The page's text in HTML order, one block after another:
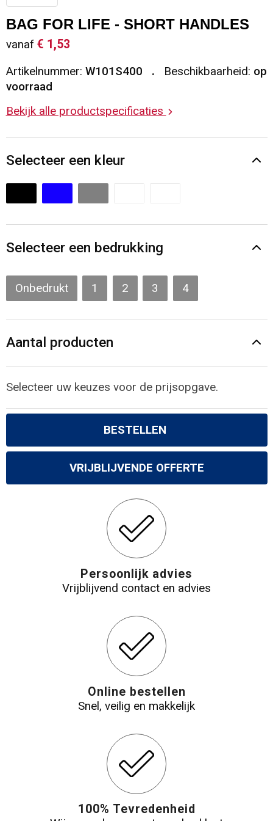
Sleutelhangers en Lanyards
Snoepgoed
Spellen voor binnen en buiten
Sport
Vrije tijd en Strand
Themapakketten
Vesten
Gilets
Blazers
Restauranttextiel
Reflecterende vesten
Hoofdbescherming
Reflecterende polo's
Gehoorbescherming
Caps, Hoeden en Mutsen
Gilets
Kledingaccessoires
BAG FOR LIFE - SHORT HANDLES
vanaf € 1,53
Artikelnummer: W101S400 Beschikbaarheid: op
voorraad
Bekijk alle productspecificaties
Selecteer een kleur
Selecteer een bedrukking
Onbedrukt 1 2 3 4
Aantal producten
Selecteer uw keuzes voor de prijsopgave.
BESTELLEN
VRIJBLIJVENDE OFFERTE
Persoonlijk advies
Vrijblijvend contact en advies
Online bestellen
Snel, veilig en makkelijk
100% Tevredenheid